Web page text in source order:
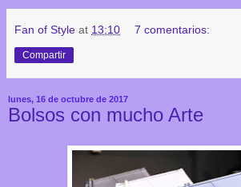
Fan of Style at 13:10 7 comentarios:
Compartir
lunes, 16 de octubre de 2017
Bolsos con mucho Arte